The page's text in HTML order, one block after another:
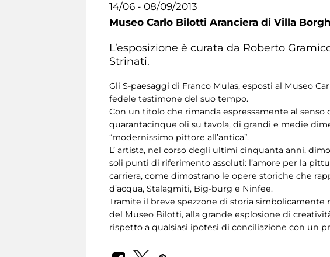
14/06 - 08/09/2013
Museo Carlo Bilotti Aranciera di Villa
L’esposizione è curata da Roberto
Strinati.
Gli S-paesaggi di Franco Mulas, esposti al Museo
fedele testimone del suo tempo.
Con un titolo che rimanda espressamente al senso
quarantacinque oli su tavola, di grandi e medie
“modernissimo pittore all’antica”.
L’ artista, nel corso degli ultimi cinquanta anni,
soli punti di riferimento assoluti: l’amore per la
carriera, come dimostrano le opere storiche che
d’acqua, Stalagmiti, Big-burg e Ninfee.
Tramite il breve spezzone di storia
del Museo Bilotti, alla grande esplosione di
rispetto a qualsiasi ipotesi di conciliazione con un